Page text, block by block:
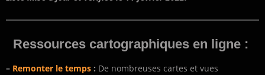
Ressources cartographiques en ligne :
– Remonter le temps : De nombreuses cartes et vues